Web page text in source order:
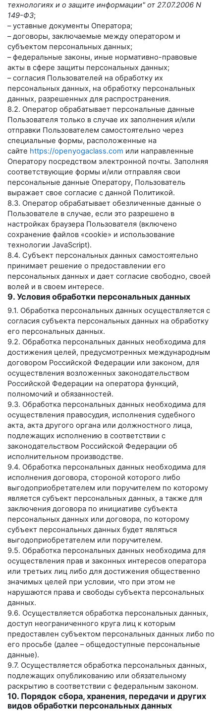
технологиях и о защите информации" от 27.07.2006 N
149-ФЗ;
– уставные документы Оператора;
– договоры, заключаемые между оператором и
субъектом персональных данных;
– федеральные законы, иные нормативно-правовые
акты в сфере защиты персональных данных;
– согласия Пользователей на обработку их
персональных данных, на обработку персональных
данных, разрешенных для распространения.
8.2. Оператор обрабатывает персональные данные
Пользователя только в случае их заполнения и/или
отправки Пользователем самостоятельно через
специальные формы, расположенные на
сайте https://openyogaclass.com или направленные
Оператору посредством электронной почты. Заполняя
соответствующие формы и/или отправляя свои
персональные данные Оператору, Пользователь
выражает свое согласие с данной Политикой.
8.3. Оператор обрабатывает обезличенные данные о
Пользователе в случае, если это разрешено в
настройках браузера Пользователя (включено
сохранение файлов «cookie» и использование
технологии JavaScript).
8.4. Субъект персональных данных самостоятельно
принимает решение о предоставлении его
персональных данных и дает согласие свободно, своей
волей и в своем интересе.
9. Условия обработки персональных данных
9.1. Обработка персональных данных осуществляется с
согласия субъекта персональных данных на обработку
его персональных данных.
9.2. Обработка персональных данных необходима для
достижения целей, предусмотренных международным
договором Российской Федерации или законом, для
осуществления возложенных законодательством
Российской Федерации на оператора функций,
полномочий и обязанностей.
9.3. Обработка персональных данных необходима для
осуществления правосудия, исполнения судебного
акта, акта другого органа или должностного лица,
подлежащих исполнению в соответствии с
законодательством Российской Федерации об
исполнительном производстве.
9.4. Обработка персональных данных необходима для
исполнения договора, стороной которого либо
выгодоприобретателем или поручителем по которому
является субъект персональных данных, а также для
заключения договора по инициативе субъекта
персональных данных или договора, по которому
субъект персональных данных будет являться
выгодоприобретателем или поручителем.
9.5. Обработка персональных данных необходима для
осуществления прав и законных интересов оператора
или третьих лиц либо для достижения общественно
значимых целей при условии, что при этом не
нарушаются права и свободы субъекта персональных
данных.
9.6. Осуществляется обработка персональных данных,
доступ неограниченного круга лиц к которым
предоставлен субъектом персональных данных либо по
его просьбе (далее – общедоступные персональные
данные).
9.7. Осуществляется обработка персональных данных,
подлежащих опубликованию или обязательному
раскрытию в соответствии с федеральным законом.
10. Порядок сбора, хранения, передачи и других
видов обработки персональных данных